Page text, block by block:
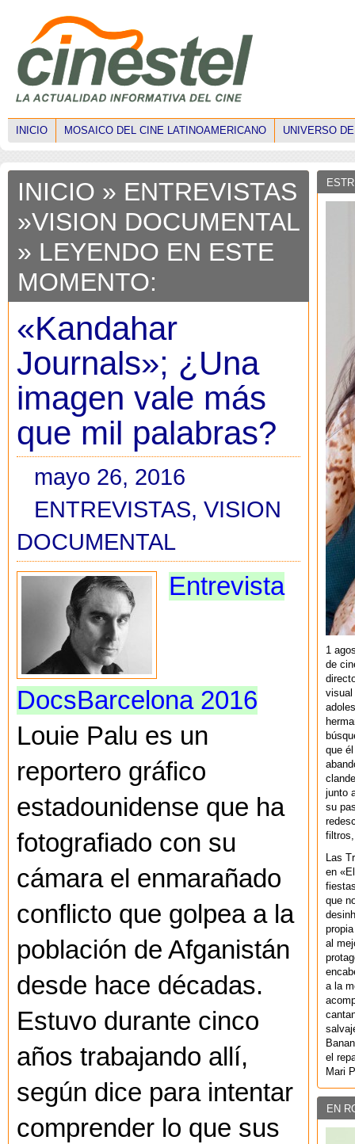
INICIO MOSAICO DEL CINE LATINOAMERICANO UNIVERSO
INICIO » ENTREVISTAS
»VISION DOCUMENTAL
» LEYENDO EN ESTE
MOMENTO:
«Kandahar
Journals»; ¿Una
imagen vale más
que mil palabras?
mayo 26, 2016
ENTREVISTAS, VISION
DOCUMENTAL
Entrevista
DocsBarcelona 2016
Louie Palu es un
reportero gráfico
estadounidense que ha
fotografiado con su
cámara el enmarañado
conflicto que golpea a la
población de Afganistán
desde hace décadas.
Estuvo durante cinco
años trabajando allí,
según dice para intentar
comprender lo que sus
1
de
visual
que
junto
su
filtros,
Las
en
que
al
a la
el
Mari
EN